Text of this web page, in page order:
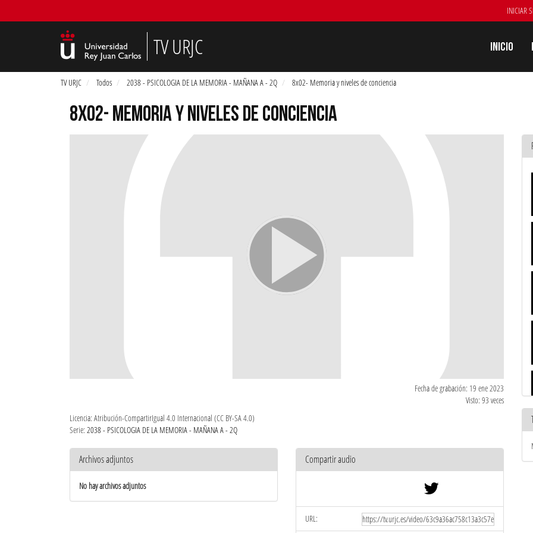
INICIAR
TV URJC Inicio
TV URJC Todos 2038 - PSICOLOGIA DE LA MEMORIA - MAÑANA A - 2Q 8x02- Memoria y niveles de conciencia
8X02- MEMORIA Y NIVELES DE CONCIENCIA
Fecha de grabación: 19 ene 2023
Visto: 93 veces
Licencia: Atribución-CompartirIgual 4.0 Internacional (CC BY-SA 4.0)
Serie: 2038 - PSICOLOGIA DE LA MEMORIA - MAÑANA A - 2Q
Archivos adjuntos
No hay archivos adjuntos
Compartir audio
URL: